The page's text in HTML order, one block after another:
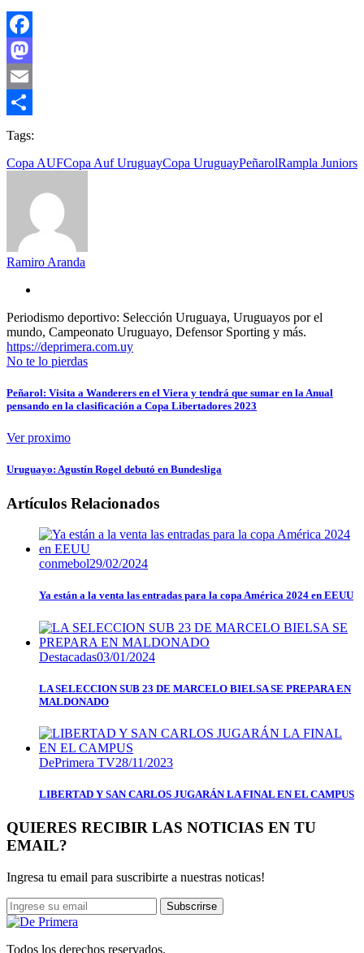
Facebook
Mastodon
Email
Compartir
Tags:
Copa AUFCopa Auf UruguayCopa UruguayPeñarolRampla Juniors
Ramiro Aranda
Periodismo deportivo: Selección Uruguaya, Uruguayos por el
mundo, Campeonato Uruguayo, Defensor Sporting y más.
https://deprimera.com.uy
No te lo pierdas
Peñarol: Visita a Wanderers en el Viera y tendrá que sumar en la Anual
pensando en la clasificación a Copa Libertadores 2023
Ver proximo
Uruguayo: Agustín Rogel debutó en Bundesliga
Artículos Relacionados
conmebol29/02/2024
Ya están a la venta las entradas para la copa América 2024 en EEUU
Destacadas03/01/2024
LA SELECCION SUB 23 DE MARCELO BIELSA SE PREPARA EN
MALDONADO
DePrimera TV28/11/2023
LIBERTAD Y SAN CARLOS JUGARÁN LA FINAL EN EL CAMPUS
QUIERES RECIBIR LAS NOTICIAS EN TU
EMAIL?
Ingresa tu email para suscribirte a nuestras noticas!
Subscrirse
Todos los derechos reservados.